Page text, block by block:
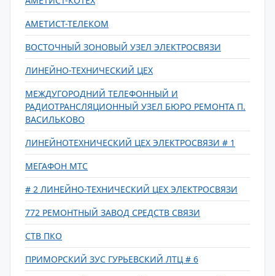
АМЕТИСТ-ТЕЛЕКОМ
ВОСТОЧНЫЙ ЗОНОВЫЙ УЗЕЛ ЭЛЕКТРОСВЯЗИ
ЛИНЕЙНО-ТЕХНИЧЕСКИЙ ЦЕХ
МЕЖДУГОРОДНИЙ ТЕЛЕФОННЫЙ И
РАДИОТРАНСЛЯЦИОННЫЙ УЗЕЛ БЮРО РЕМОНТА П.
ВАСИЛЬКОВО
ЛИНЕЙНОТЕХНИЧЕСКИЙ ЦЕХ ЭЛЕКТРОСВЯЗИ # 1
МЕГАФОН МТС
# 2 ЛИНЕЙНО-ТЕХНИЧЕСКИЙ ЦЕХ ЭЛЕКТРОСВЯЗИ
772 РЕМОНТНЫЙ ЗАВОД СРЕДСТВ СВЯЗИ
СТВ ПКО
ПРИМОРСКИЙ ЗУС ГУРЬЕВСКИЙ ЛТЦ # 6